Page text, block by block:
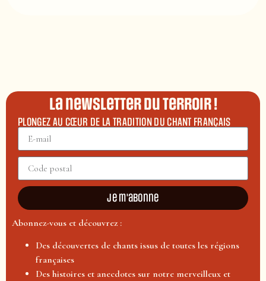
La newsletter du terroir !
PLONGEZ AU CŒUR DE LA TRADITION DU CHANT FRANÇAIS
Je m'abonne
Abonnez-vous et découvrez :
Des découvertes de chants issus de toutes les régions
françaises
Des histoires et anecdotes sur notre merveilleux et